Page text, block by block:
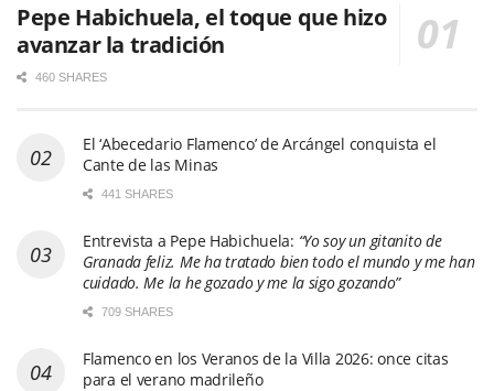
Pepe Habichuela, el toque que hizo
avanzar la tradición
460 SHARES
El ‘Abecedario Flamenco’ de Arcángel conquista el
Cante de las Minas
441 SHARES
Entrevista a Pepe Habichuela: “Yo soy un gitanito de
Granada feliz. Me ha tratado bien todo el mundo y me han
cuidado. Me la he gozado y me la sigo gozando”
709 SHARES
Flamenco en los Veranos de la Villa 2026: once citas
para el verano madrileño